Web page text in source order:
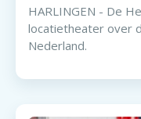
HARLINGEN - De
locatietheater over
Nederland.